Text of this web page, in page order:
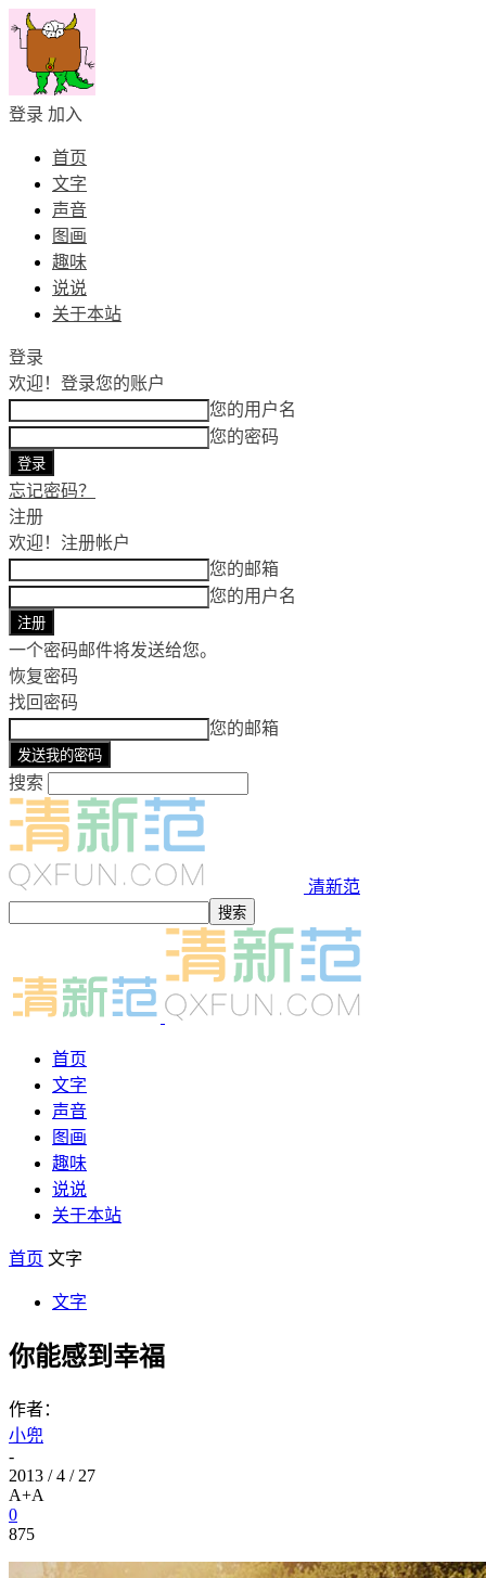
登录 加入
首页
文字
声音
图画
趣味
说说
关于本站
登录
欢迎！ 登录您的账户
您的用户名
您的密码
忘记密码？
注册
欢迎！ 注册帐户
您的邮箱
您的用户名
一个密码邮件将发送给您。
恢复密码
找回密码
您的邮箱
搜索
清新范
首页
文字
声音
图画
趣味
说说
关于本站
首页 文字
文字
你能感到幸福
作者：
小兜
-
2013 / 4 / 27
A+A
0
875